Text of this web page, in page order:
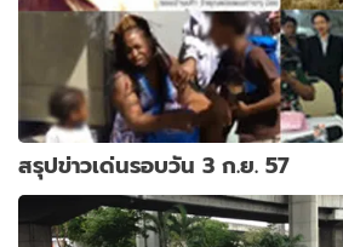
สรุปข่าวเด่นรอบวัน 3 ก.ย. 57